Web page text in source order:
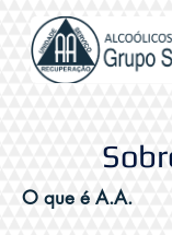
O que é A.A.